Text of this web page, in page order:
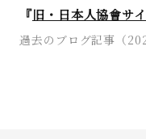
『旧・日本人協會サ
過去のブログ記事（